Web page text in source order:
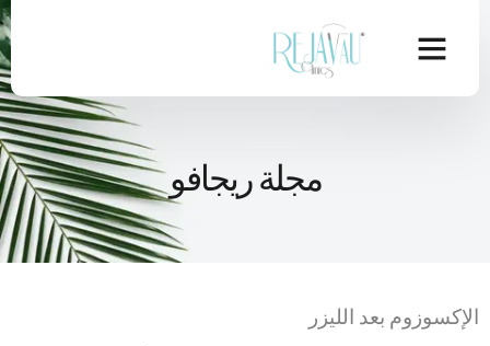
مجلة ريجافو
الإكسوزوم بعد الليزر